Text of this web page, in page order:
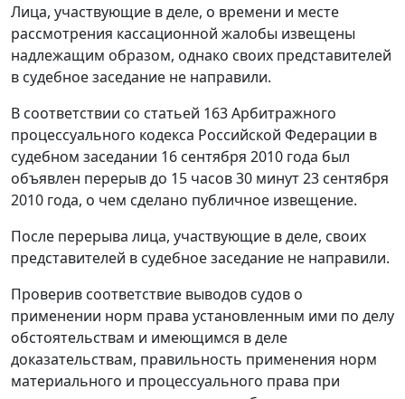
Лица, участвующие в деле, о времени и месте
рассмотрения кассационной жалобы извещены
надлежащим образом, однако своих представителей
в судебное заседание не направили.
В соответствии со статьей 163Арбитражного
процессуального кодекса Российской Федерации в
судебном заседании 16 сентября 2010 года был
объявлен перерыв до 15 часов 30 минут 23 сентября
2010 года, о чем сделано публичное извещение.
После перерыва лица, участвующие в деле, своих
представителей в судебное заседание не направили.
Проверив соответствие выводов судов о
применении норм права установленным ими по делу
обстоятельствам и имеющимся в деле
доказательствам, правильность применения норм
материального и процессуального права при